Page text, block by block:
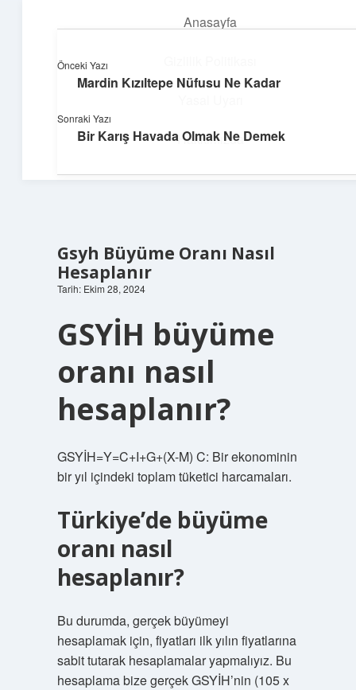
Anasayfa
Hakkımızda
Güneşli Fikir Esintisi
Enerji dolu önerilerle gününü aydınlat!
Gsyh Büyüme Oranı Nasıl
Hesaplanır
Tarih: Ekim 28, 2024
GSYİH büyüme
oranı nasıl
hesaplanır?
GSYİH=Y=C+I+G+(X-M) C: Bir ekonominin
bir yıl içindeki toplam tüketici harcamaları.
Türkiye’de büyüme
oranı nasıl
hesaplanır?
Bu durumda, gerçek büyümeyi
hesaplamak için, fiyatları ilk yılın fiyatlarına
sabit tutarak hesaplamalar yapmalıyız. Bu
hesaplama bize gerçek GSYİH’nin (105 x
Önceki Yazı
Mardin Kızıltepe Nüfusu Ne Kadar
Sonraki Yazı
Bir Karış Havada Olmak Ne Demek